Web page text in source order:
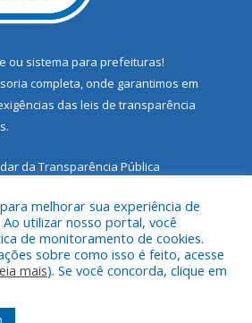
ou sistema para prefeituras!
completa, onde garantimos em
das leis de transparência
da Transparência Pública
a Prefeitura Municipal de Santarém
Novo.
Área Administrativa
melhorar sua experiência de
utilizar nosso portal, você
de monitoramento de cookies.
sobre como isso é feito, acesse
mais). Se você concorda, clique em